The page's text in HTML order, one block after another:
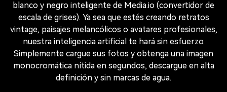
blanco y negro inteligente de Media.io (convertidor de
escala de grises). Ya sea que estés creando retratos
vintage, paisajes melancólicos o avatares profesionales,
nuestra inteligencia artificial te hará sin esfuerzo.
Simplemente cargue sus fotos y obtenga una imagen
monocromática nítida en segundos, descargue en alta
definición y sin marcas de agua.